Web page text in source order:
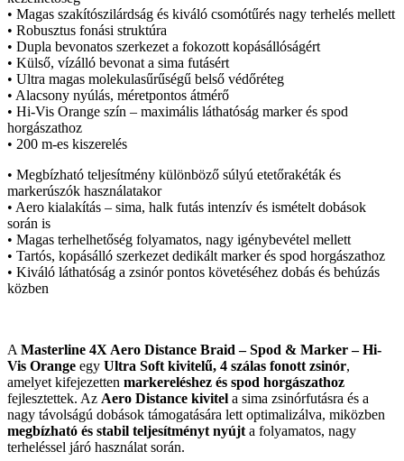
• Magas szakítószilárdság és kiváló csomótűrés nagy terhelés mellett
• Robusztus fonási struktúra
• Dupla bevonatos szerkezet a fokozott kopásállóságért
• Külső, vízálló bevonat a sima futásért
• Ultra magas molekulasűrűségű belső védőréteg
• Alacsony nyúlás, méretpontos átmérő
• Hi-Vis Orange szín – maximális láthatóság marker és spod
horgászathoz
• 200 m-es kiszerelés
• Megbízható teljesítmény különböző súlyú etetőrakéták és
markerúszók használatakor
• Aero kialakítás – sima, halk futás intenzív és ismételt dobások
során is
• Magas terhelhetőség folyamatos, nagy igénybevétel mellett
• Tartós, kopásálló szerkezet dedikált marker és spod horgászathoz
• Kiváló láthatóság a zsinór pontos követéséhez dobás és behúzás
közben
A Masterline 4X Aero Distance Braid – Spod & Marker – Hi-
Vis Orange egy Ultra Soft kivitelű, 4 szálas fonott zsinór,
amelyet kifejezetten markereléshez és spod horgászathoz
fejlesztettek. Az Aero Distance kivitel a sima zsinórfutásra és a
nagy távolságú dobások támogatására lett optimalizálva, miközben
megbízható és stabil teljesítményt nyújt a folyamatos, nagy
terheléssel járó használat során.